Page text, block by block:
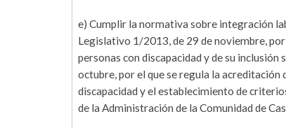
e) Cumplir la normativa sobre integración
Legislativo 1/2013, de 29 de noviembre,
personas con discapacidad y de su
octubre, por el que se regula la
discapacidad y el establecimiento de
de la Administración de la Comunidad de